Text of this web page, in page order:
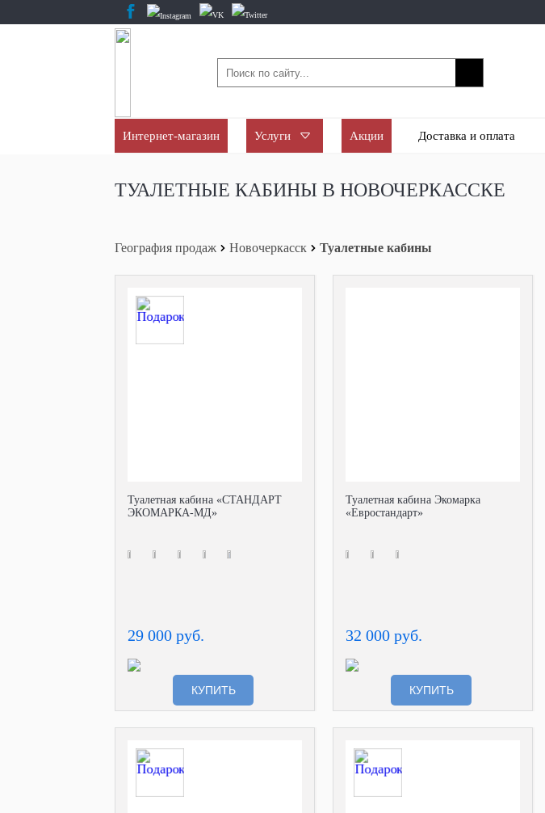
Интернет-магазин Услуги Акции Доставка и оплата
ТУАЛЕТНЫЕ КАБИНЫ В НОВОЧЕРКАССКЕ
География продаж Новочеркасск Туалетные кабины
Туалетная кабина «СТАНДАРТ
ЭКОМАРКА-МД»
29 000 руб.
КУПИТЬ
Туалетная кабина Экомарка
«Евростандарт»
32 000 руб.
КУПИТЬ